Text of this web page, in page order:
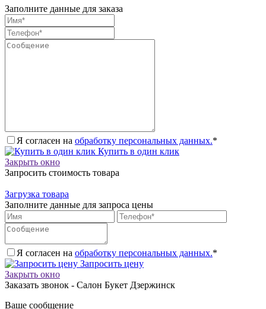
Заполните данные для заказа
Я согласен на обработку персональных данных.*
Купить в один клик
Закрыть окно
Запросить стоимость товара
Загрузка товара
Заполните данные для запроса цены
Я согласен на обработку персональных данных.*
Запросить цену
Закрыть окно
Заказать звонок - Салон Букет Дзержинск
Ваше сообщение